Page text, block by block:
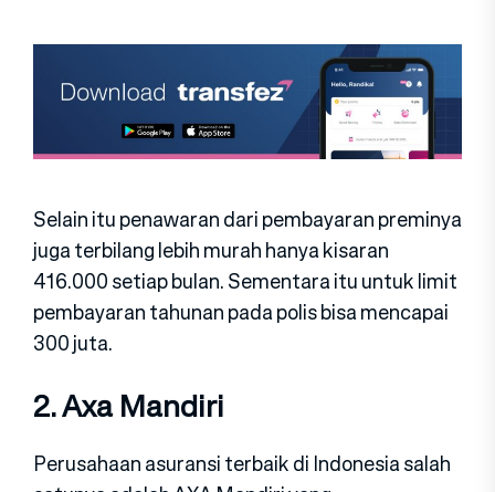
Selain itu penawaran dari pembayaran preminya
juga terbilang lebih murah hanya kisaran
416.000 setiap bulan. Sementara itu untuk limit
pembayaran tahunan pada polis bisa mencapai
300 juta.
2. Axa Mandiri
Perusahaan asuransi terbaik di Indonesia salah